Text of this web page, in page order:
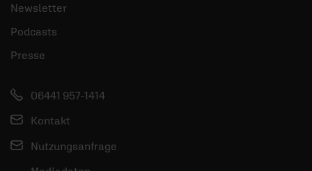
Newsletter
Podcasts
Presse
06441 957-1414
Kontakt
Nutzungsanfrage